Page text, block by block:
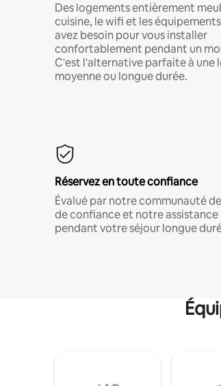
Des logements entièrement
cuisine, le wifi et les
avez besoin pour vous installer
confortablement pendant un
C'est l'alternative parfaite à une
moyenne ou longue durée.
Réservez en toute confiance
Évalué par notre communauté
de confiance et notre
pendant votre séjour longue